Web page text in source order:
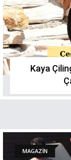
Kaya
MAGAZİN